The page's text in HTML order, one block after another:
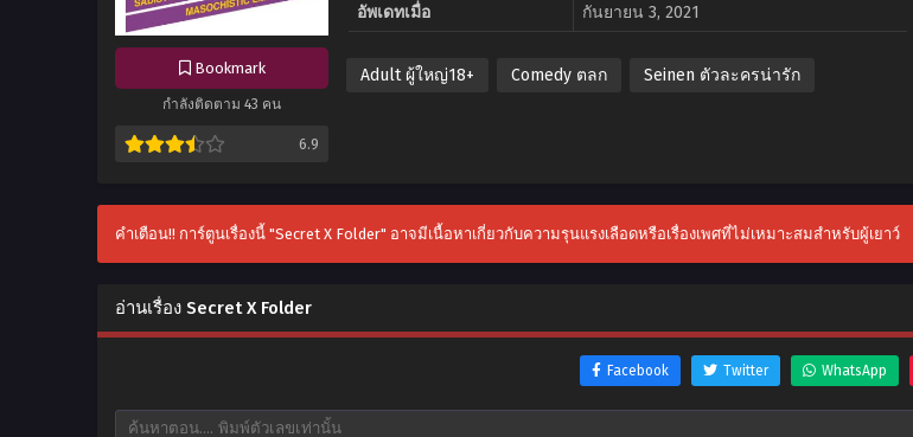
Bookmark
กำลังติดตาม 43 คน
6.9
อัพเดทเมื่อ กันยายน 3, 2021
Adult ผู้ใหญ่18+ Comedy ตลก Seinen ตัวละครน่ารัก
คำเตือน!! การ์ตูนเรื่องนี้ "Secret X Folder" อาจมีเนื้อหาเกี่ยวกับความรุนแรงเลือดหรือเรื่องเพศที่ไม่เหมาะสมสำหรับผู้เยาว์
อ่านเรื่อง Secret X Folder
Facebook Twitter WhatsApp